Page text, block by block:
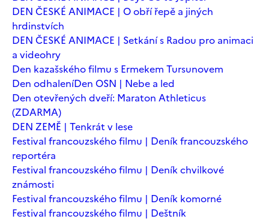
DEN ČESKÉ ANIMACE | O obří řepě a jiných
hrdinstvích
DEN ČESKÉ ANIMACE | Setkání s Radou pro animaci
a videohry
Den kazašského filmu s Ermekem Tursunovem
Den odhaleníDen OSN | Nebe a led
Den otevřených dveří: Maraton Athleticus
(ZDARMA)
DEN ZEMĚ | Tenkrát v lese
Festival francouzského filmu | Deník francouzského
reportéra
Festival francouzského filmu | Deník chvilkové
známosti
Festival francouzského filmu | Deník komorné
Festival francouzského filmu | Deštník